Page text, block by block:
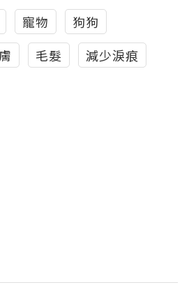
寵物
狗狗
毛髮
減少淚痕